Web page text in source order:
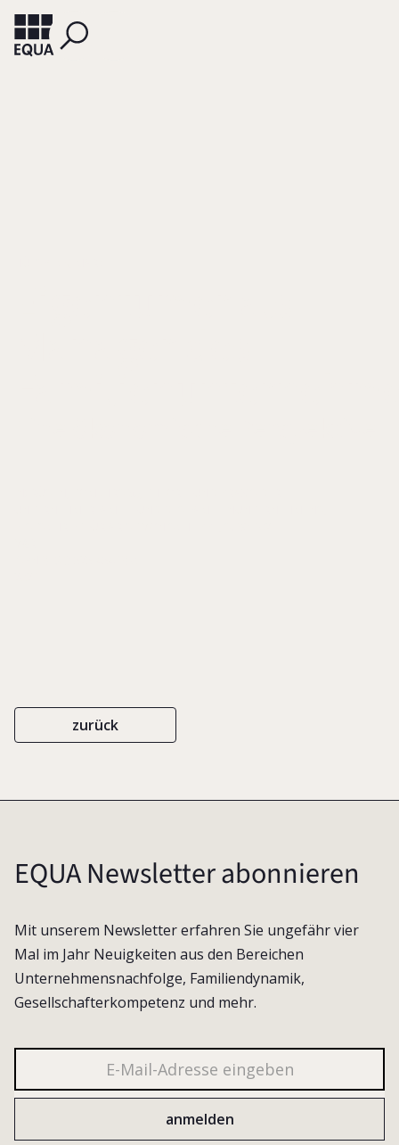
zurück
EQUA Newsletter abonnieren
Mit unserem Newsletter erfahren Sie ungefähr vier
Mal im Jahr Neuigkeiten aus den Bereichen
Unternehmensnachfolge, Familiendynamik,
Gesellschafterkompetenz und mehr.